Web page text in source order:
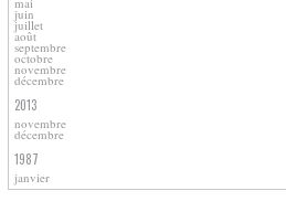
juin
juillet
août
septembre
octobre
novembre
décembre
2013
novembre
décembre
1987
janvier